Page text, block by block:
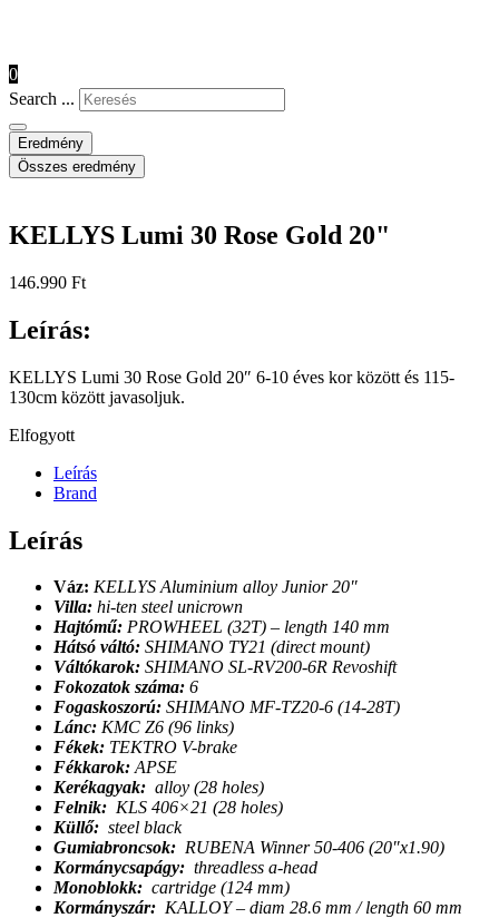
0
Search ...
Eredmény
Összes eredmény
KELLYS Lumi 30 Rose Gold 20"
146.990 Ft
Leírás:
KELLYS Lumi 30 Rose Gold 20″ 6-10 éves kor között és 115-
130cm között javasoljuk.
Elfogyott
Leírás
Brand
Leírás
Váz: KELLYS Aluminium alloy Junior 20″
Villa: hi-ten steel unicrown
Hajtómű: PROWHEEL (32T) – length 140 mm
Hátsó váltó: SHIMANO TY21 (direct mount)
Váltókarok: SHIMANO SL-RV200-6R Revoshift
Fokozatok száma: 6
Fogaskoszorú: SHIMANO MF-TZ20-6 (14-28T)
Lánc: KMC Z6 (96 links)
Fékek: TEKTRO V-brake
Fékkarok:APSE
Kerékagyak: alloy (28 holes)
Felnik: KLS 406×21 (28 holes)
Küllő: steel black
Gumiabroncsok: RUBENA Winner 50-406 (20″x1.90)
Kormánycsapágy: threadless a-head
Monoblokk: cartridge (124 mm)
Kormányszár: KALLOY – diam 28.6 mm / length 60 mm